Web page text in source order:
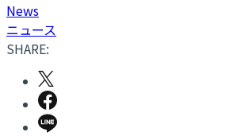
News
ニュース
SHARE: